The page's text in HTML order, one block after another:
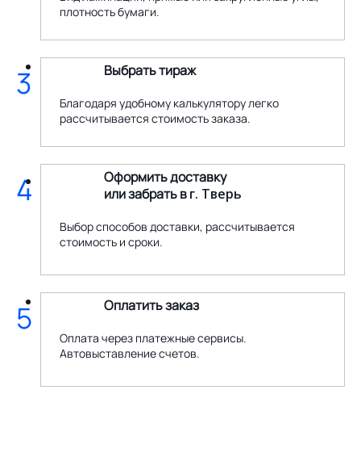
плотность бумаги.
Выбрать тираж
Благодаря удобному калькулятору легко
рассчитывается стоимость заказа.
3
Оформить доставку
или забрать вг. Тверь
Выбор способов доставки, рассчитывается
стоимость и сроки.
4
Оплатить заказ
Оплата через платежные сервисы.
Автовыставление счетов.
5